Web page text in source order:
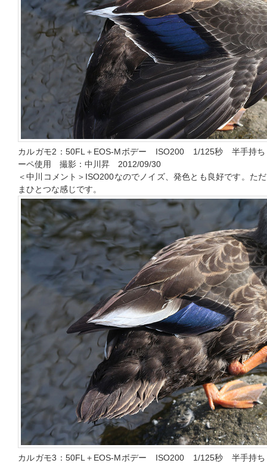
カルガモ2：50FL＋EOS-Mボデー ISO200 1/125秒 半手持
ーペ使用 撮影：中川昇 2012/09/30
＜中川コメント＞ISO200なのでノイズ、発色とも良好です。た
まひとつな感じです。
カルガモ3：50FL＋EOS-Mボデー ISO200 1/125秒 半手持